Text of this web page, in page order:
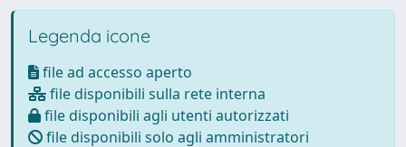
Legenda icone
file ad accesso aperto
file disponibili sulla rete interna
file disponibili agli utenti autorizzati
file disponibili solo agli amministratori